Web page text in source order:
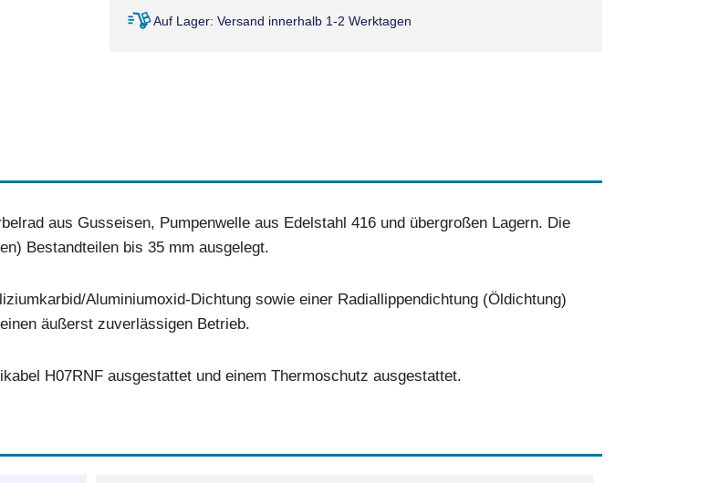
Auf Lager: Versand innerhalb 1-2 Werktagen
aus Gusseisen, Pumpenwelle aus Edelstahl 416 und übergroßen Lagern. Die
Bestandteilen bis 35 mm ausgelegt.
Aluminiumoxid-Dichtung sowie einer Radiallippendichtung (Öldichtung)
äußerst zuverlässigen Betrieb.
H07RNF ausgestattet und einem Thermoschutz ausgestattet.